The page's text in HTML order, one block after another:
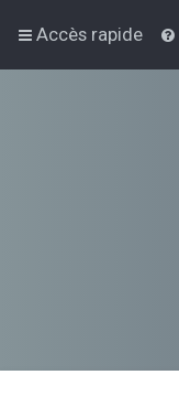
Accès rapide